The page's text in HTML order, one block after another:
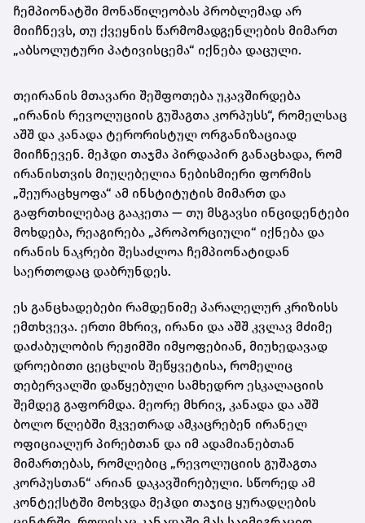
ჩემპიონატში მონაწილეობას პრობლემად არ
მიიჩნევს, თუ ქვეყნის წარმომადგენლების მიმართ
„აბსოლუტური პატივისცემა“ იქნება დაცული.
თეირანის მთავარი შეშფოთება უკავშირდება
„ირანის რევოლუციის გუშაგთა კორპუსს“, რომელსაც
აშშ და კანადა ტერორისტულ ორგანიზაციად
მიიჩნევენ. მეჰდი თაჯმა პირდაპირ განაცხადა, რომ
ირანისთვის მიუღებელია ნებისმიერი ფორმის
„შეურაცხყოფა“ ამ ინსტიტუტის მიმართ და
გაფრთხილებაც გააკეთა — თუ მსგავსი ინციდენტები
მოხდება, რეაგირება „პროპორციული“ იქნება და
ირანის ნაკრები შესაძლოა ჩემპიონატიდან
საერთოდაც დაბრუნდეს.
ეს განცხადებები რამდენიმე პარალელურ კრიზისს
ემთხვევა. ერთი მხრივ, ირანი და აშშ კვლავ მძიმე
დაძაბულობის რეჟიმში იმყოფებიან, მიუხედავად
დროებითი ცეცხლის შეწყვეტისა, რომელიც
თებერვალში დაწყებული სამხედრო ესკალაციის
შემდეგ გაფორმდა. მეორე მხრივ, კანადა და აშშ
ბოლო წლებში მკვეთრად ამკაცრებენ ირანელ
ოფიციალურ პირებთან და იმ ადამიანებთან
მიმართებას, რომლებიც „რევოლუციის გუშაგთა
კორპუსთან“ არიან დაკავშირებული. სწორედ ამ
კონტექსტში მოხვდა მეჰდი თაჯიც ყურადღების